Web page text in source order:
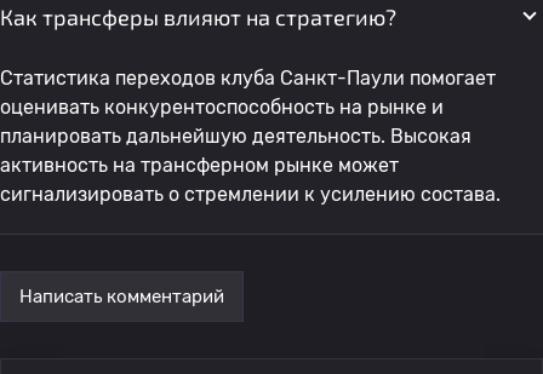
Как трансферы влияют на стратегию?
Статистика переходов клуба Санкт-Паули помогает
оценивать конкурентоспособность на рынке и
планировать дальнейшую деятельность. Высокая
активность на трансферном рынке может
сигнализировать о стремлении к усилению состава.
Написать комментарий